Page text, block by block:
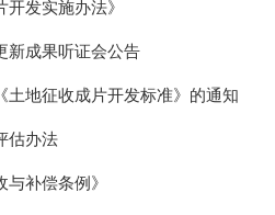
开发实施办法》
新成果听证会公告
土地征收成片开发标准》的通知
估办法
与补偿条例》